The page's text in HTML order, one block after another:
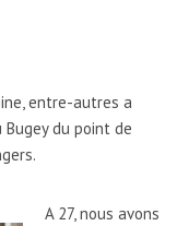
entre-autres a
du point de
A 27, nous avons